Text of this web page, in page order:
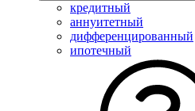
кредитный
аннуитетный
дифференцированный
ипотечный